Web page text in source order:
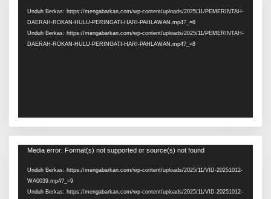
Unduh Berkas: https://mengabarkan.com/wp-content/uploads/2025/11/PEMERINTAH-
DAERAH-ROKAN-HULU-PERINGATI-HARI-PAHLAWAN.mp4?_=8
Unduh Berkas: https://mengabarkan.com/wp-content/uploads/2025/11/PEMERINTAH-
DAERAH-ROKAN-HULU-PERINGATI-HARI-PAHLAWAN.mp4?_=8
Pemutar
Media error: Format(s) not supported or source(s) not found
Unduh Berkas: https://mengabarkan.com/wp-content/uploads/2025/11/VID-20251012-
WA0039.mp4?_=9
Unduh Berkas: https://mengabarkan.com/wp-content/uploads/2025/11/VID-20251012-